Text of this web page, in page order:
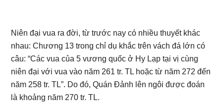
Niên đại vua ra đời, từ trước nay có nhiều thuyết khác
nhau: Chương 13 trong chỉ dụ khắc trên vách đá lớn có
câu: “Các vua của 5 vương quốc ở Hy Lạp tại vị cùng
niên đại với vua vào năm 261 tr. TL hoặc từ năm 272 đến
năm 258 tr. TL”. Do đó, Quán Đảnh lên ngôi được đoán
là khoảng năm 270 tr. TL.